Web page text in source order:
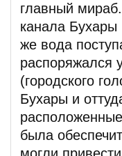
главный
канала Бухары
же вода
распоряжался
(городского
Бухары и
была